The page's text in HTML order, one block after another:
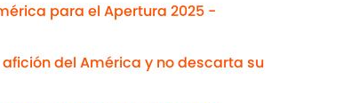
para el Apertura 2025 -
del América y no descarta su